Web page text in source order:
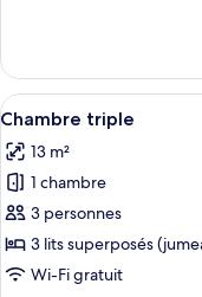
chambre :
Dortoir
partagé,
femmes
uniquement
(4
Beds)
Dortoir
partagé,
femmes
(4
Beds)
Afficher
toutes
les
photos
pour
ce
type
13
Chambre triple
13 m²
1 chambre
3 personnes
3 lits superposés
Wi-Fi gratuit